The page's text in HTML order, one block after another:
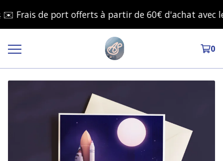
de port offerts à partir de 60€ d'achat avec le
0